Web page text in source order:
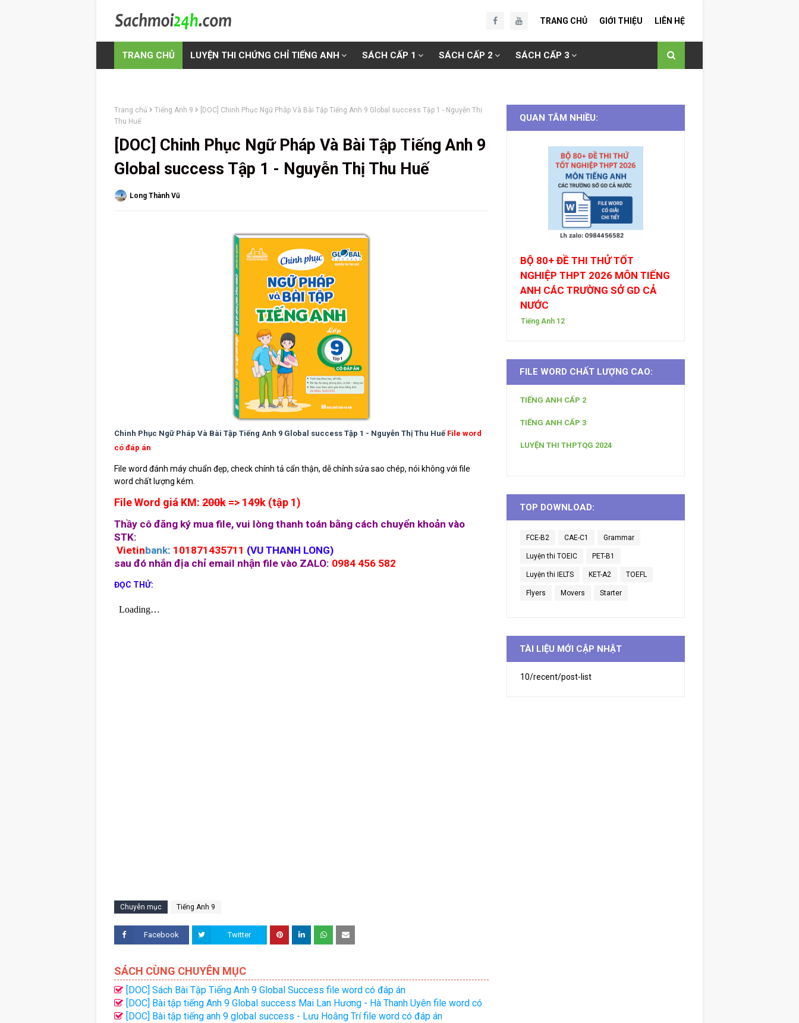
TRANG CHỦ GIỚI THIỆU LIÊN HỆ
TRANG CHỦ LUYỆN THI CHỨNG CHỈ TIẾNG ANH SÁCH CẤP 1 SÁCH CẤP 2 SÁCH CẤP 3
Trang chủ Tiếng Anh 9
[DOC] Chinh Phục Ngữ Pháp Và Bài Tập Tiếng Anh 9 Global success Tập 1 - Nguyễn Thị
Thu Huế
[DOC] Chinh Phục Ngữ Pháp Và Bài Tập Tiếng Anh 9
Global success Tập 1 - Nguyễn Thị Thu Huế
Long Thành Vũ
Chinh Phục Ngữ Pháp Và Bài Tập Tiếng Anh 9 Global success Tập 1 - Nguyễn Thị Thu Huế File word
có đáp án
File word đánh máy chuẩn đẹp, check chính tả cẩn thận, dễ chỉnh sửa sao chép, nói không với file
word chất lượng kém.
File Word giá KM: 200k => 149k (tập 1)
Thầy cô đăng ký mua file, vui lòng thanh toán bằng cách chuyển khoản vào
STK:
Vietinbank: 101871435711 (VU THANH LONG)
sau đó nhắn địa chỉ email nhận file vào ZALO: 0984 456 582
ĐỌC THỬ:
Chuyên mục Tiếng Anh 9
Facebook Twitter
SÁCH CÙNG CHUYÊN MỤC
[DOC] Sách Bài Tập Tiếng Anh 9 Global Success file word có đáp án
[DOC] Bài tập tiếng Anh 9 Global success Mai Lan Hương - Hà Thanh Uyên file word có
đáp án[DOC] Bài tập tiếng anh 9 global success - Lưu Hoằng Trí file word có đáp án
QUAN TÂM NHIỀU:
BỘ 80+ ĐỀ THI THỬ TỐT
NGHIỆP THPT 2026 MÔN TIẾNG
ANH CÁC TRƯỜNG SỞ GD CẢ
NƯỚC
Tiếng Anh 12
FILE WORD CHẤT LƯỢNG CAO:
TIẾNG ANH CẤP 2
TIẾNG ANH CẤP 3
LUYỆN THI THPTQG 2024
TOP DOWNLOAD:
FCE-B2 CAE-C1 Grammar
Luyện thi TOEIC PET-B1
Luyện thi IELTS KET-A2 TOEFL
Flyers Movers Starter
TÀI LIỆU MỚI CẬP NHẬT
10/recent/post-list